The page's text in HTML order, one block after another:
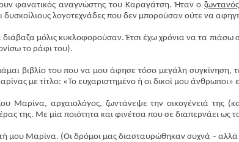
φανατικός αναγνώστης του Καραγάτση. Ήταν οζωντανός
δυσκοίλιους λογοτεχνάδες που δεν μπορούσαν ούτε να
διάβαζα μόλις κυκλοφορούσαν. Έτσι έχω χρόνια να τα
το ράφι του).
βιβλίο του που να μου άφησε τόσο μεγάλη συγκίνηση,
με τίτλο: «Το ευχαριστημένο ή οι δικοί μου άνθρωποι»
Μαρίνα, αρχαιολόγος, ζωντάνεψε την οικογένειά της
της. Με μία ποιότητα και φινέτσα που σε διαπερνάει ως
μου Μαρίνα. (Οι δρόμοι μας διασταυρώθηκαν συχνά – αλλά